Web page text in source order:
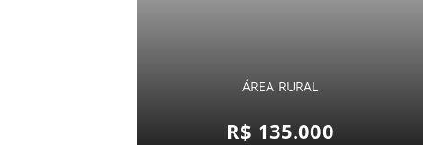
ÁREA RURAL
R$ 135.000